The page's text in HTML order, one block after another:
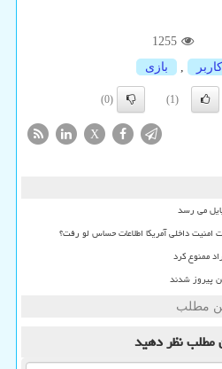
1255
كاربر بازی
(1)
(0)
X
می رسد
امنیت داخلی آمریکا اطلاعات حساس لو رفت؟
ممنوع کرد
پیروز شدند
مطلب
مطلبنظر دهید